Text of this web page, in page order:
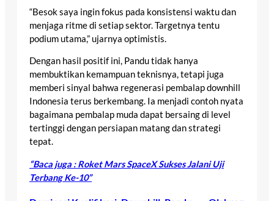
“Besok saya ingin fokus pada konsistensi waktu dan
menjaga ritme di setiap sektor. Targetnya tentu
podium utama,” ujarnya optimistis.
Dengan hasil positif ini, Pandu tidak hanya
membuktikan kemampuan teknisnya, tetapi juga
memberi sinyal bahwa regenerasi pembalap downhill
Indonesia terus berkembang. Ia menjadi contoh nyata
bagaimana pembalap muda dapat bersaing di level
tertinggi dengan persiapan matang dan strategi
tepat.
“Baca juga : Roket Mars SpaceX Sukses Jalani Uji
Terbang Ke-10”